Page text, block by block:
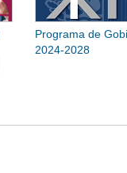
Programa de
2024-2028